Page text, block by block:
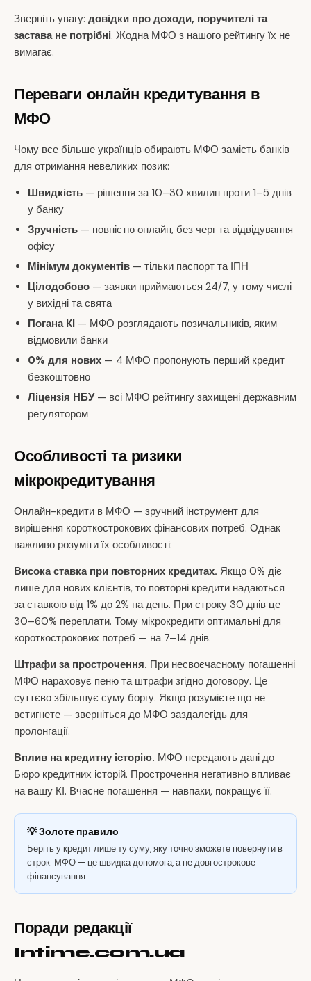
Зверніть увагу: довідки про доходи, поручителі та
застава не потрібні. Жодна МФО з нашого рейтингу їх не
вимагає.
Переваги онлайн кредитування в
МФО
Чому все більше українців обирають МФО замість банків
для отримання невеликих позик:
Швидкість — рішення за 10–30 хвилин проти 1–5 днів
у банку
Зручність — повністю онлайн, без черг та відвідування
офісу
Мінімум документів — тільки паспорт та ІПН
Цілодобово — заявки приймаються 24/7, у тому числі
у вихідні та свята
Погана КІ — МФО розглядають позичальників, яким
відмовили банки
0% для нових — 4 МФО пропонують перший кредит
безкоштовно
Ліцензія НБУ— всі МФО рейтингу захищені державним
регулятором
Особливості та ризики
мікрокредитування
Онлайн-кредити в МФО — зручний інструмент для
вирішення короткострокових фінансових потреб. Однак
важливо розуміти їх особливості:
Висока ставка при повторних кредитах. Якщо 0% діє
лише для нових клієнтів, то повторні кредити надаються
за ставкою від 1% до 2% на день. При строку 30 днів це
30–60% переплати. Тому мікрокредити оптимальні для
короткострокових потреб — на 7–14 днів.
Штрафи за прострочення. При несвоєчасному погашенні
МФО нараховує пеню та штрафи згідно договору. Це
суттєво збільшує суму боргу. Якщо розумієте що не
встигнете — зверніться до МФО заздалегідь для
пролонгації.
Вплив на кредитну історію. МФО передають дані до
Бюро кредитних історій. Прострочення негативно впливає
на вашу КІ. Вчасне погашення — навпаки, покращує її.
💡 Золоте правило
Беріть у кредит лише ту суму, яку точно зможете повернути в
строк. МФО — це швидка допомога, а не довгострокове
фінансування.
Поради редакції
Intime.com.ua